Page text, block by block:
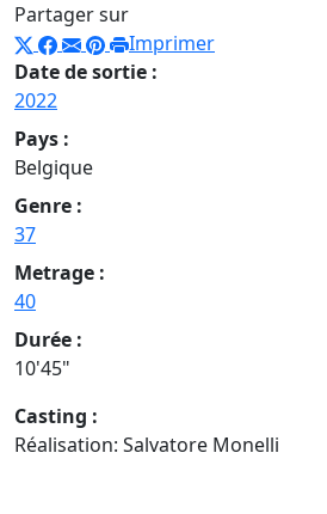
Partager sur
Imprimer
Date de sortie :
2022
Pays :
Belgique
Genre :
37
Metrage :
40
Durée :
10'45"
Casting :
Réalisation: Salvatore Monelli